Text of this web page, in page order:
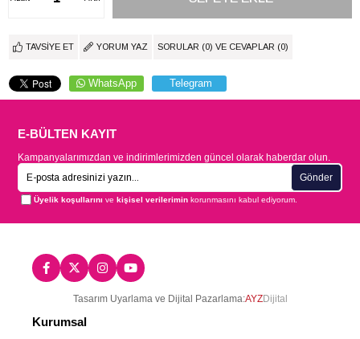
TAVSIYE ET YORUM YAZ SORULAR (0) VE CEVAPLAR (0)
WhatsApp Telegram
E-BÜLTEN KAYIT
Kampanyalarımızdan ve indirimlerimizden güncel olarak haberdar olun.
Gönder
Üyelik koşullarını vekişisel verilerimin korunmasını kabul ediyorum.
Tasarım Uyarlama ve Dijital Pazarlama:AYZDijital
Kurumsal